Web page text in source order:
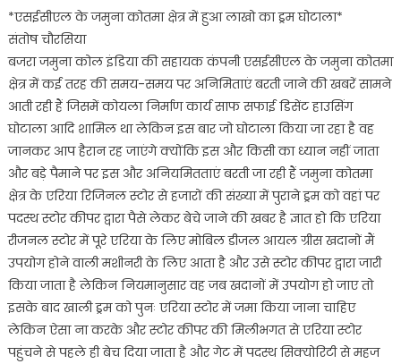
कोतमा
में
हुआ
लाखों
का
ड्रम
घोटाला
*एसईसीएल के जमुना कोतमा क्षेत्र में हुआ लाखो का ड्रम घोटाला*
संतोष चौरसिया
बजरा जमुना कोल इंडिया की सहायक कंपनी एसईसीएल के जमुना कोतमा
क्षेत्र में कई तरह की समय-समय पर अनिमिताएं बरती जाने की खबरें सामने
आती रही हैं जिसमें कोयला निर्माण कार्य साफ सफाई डिसेंट हाउसिंग
घोटाला आदि शामिल था लेकिन इस बार जो घोटाला किया जा रहा है वह
जानकर आप हैरान रह जाएंगे क्योंकि इस और किसी का ध्यान नहीं जाता
और बड़े पैमाने पर इस और अनियमितताएं बरती जा रही हैं जमुना कोतमा
क्षेत्र के एरिया रिजिनल स्टोर से हजारों की संख्या में पुराने ड्रम को वहां पर
पदस्थ स्टोर कीपर द्वारा पैसे लेकर बेचे जाने की खबर है ज्ञात हो कि एरिया
रीजनल स्टोर में पूरे एरिया के लिए मोबिल डीजल आयल ग्रीस खदानों मैं
उपयोग होने वाली मशीनरी के लिए आता है और उसे स्टोर कीपर द्वारा जारी
किया जाता है लेकिन नियमानुसार वह जब खदानों में उपयोग हो जाए तो
इसके बाद खाली ड्रम को पुनः एरिया स्टोर में जमा किया जाना चाहिए
लेकिन ऐसा ना करके और स्टोर कीपर की मिलीभगत से एरिया स्टोर
पहुंचने से पहले ही बेच दिया जाता है और गेट में पदस्थ सिक्योरिटी से महज